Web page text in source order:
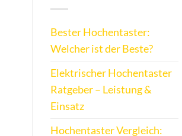
Bester Hochentaster:
Welcher ist der Beste?
Elektrischer Hochentaster
Ratgeber – Leistung &
Einsatz
Hochentaster Vergleich: